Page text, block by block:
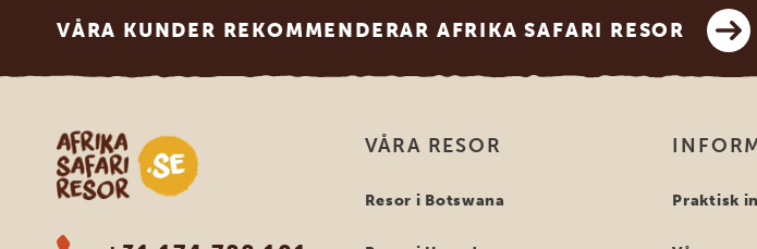
VÅRA KUNDER REKOMMENDERAR AFRIKA SAFARI RESOR
Safari-resor i Afrika VÅRA RESOR
Resor i Botswana Praktisk